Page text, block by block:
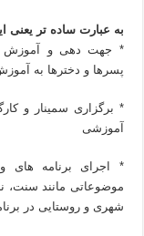
به عبارت ساده تر یعنی
* جهت دهی و آموزش
پسرها و دخترها به
* برگزاری سمینار و
آموزشی
* اجرای برنامه های
موضوعاتی مانند سنت،
شهری و روستایی در